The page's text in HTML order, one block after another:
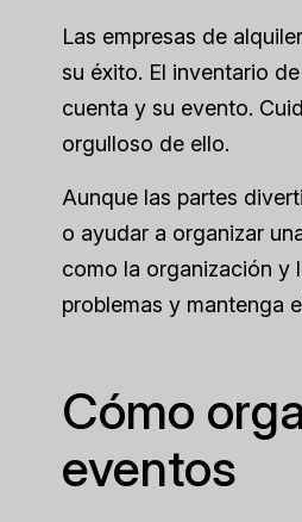
Las empresas de
su éxito. El inventario
cuenta y su evento.
orgulloso de ello.
Aunque las partes
o ayudar a organizar
como la organización y
problemas y mantenga
Cómo
eventos